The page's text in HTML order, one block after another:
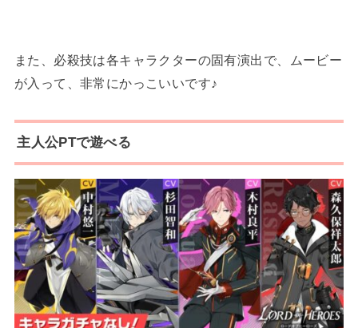
また、必殺技は各キャラクターの固有演出で、ムービー
が入って、非常にかっこいいです♪
主人公PTで遊べる